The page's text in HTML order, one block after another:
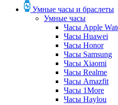
Умные часы и браслеты
Умные часы
Часы Apple
Часы Huawei
Часы Honor
Часы Samsung
Часы Xiaomi
Часы Realme
Часы Amazfit
Часы 1More
Часы Haylou